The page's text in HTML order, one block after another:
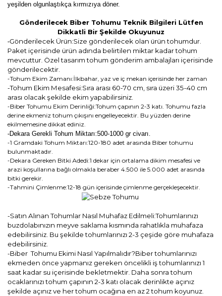
yeşilden olgunlaştıkça kırmızıya döner.
Gönderilecek Biber Tohumu Teknik Bilgileri Lütfen
Dikkatli Bir Şekilde Okuyunuz
-Gönderilecek Ürün:Size gönderilecek olan ürün tohumdur.
Paket içerisinde ürün adında belirtilen miktar kadar tohum
mevcuttur. Özel tasarım tohum gönderim ambalajları içerisinde
gönderilecektir.
-Tohum Ekim Zamanı:İlkbahar, yaz ve iç mekan içerisinde her zaman
-Tohum Ekim Mesafesi:Sıra arası 60-70 cm, sıra üzeri 35-40 cm
arası olacak şekilde ekim yapabilirsiniz.
-Biber Tohumu Ekim Derinliği:Tohum çapının 2-3 katı. Tohumu fazla
derine ekmeniz tohum çıkışını engelleyecektir. Bu yüzden derine
ekilmemesine dikkat ediniz.
-Dekara Gerekli Tohum Miktarı:500-1000 gr civarı.
-1 Gramdaki Tohum Miktarı:120-180 adet arasında Biber tohumu
bulunmaktadır.
-Dekara Gereken Bitki Adedi:1 dekar için ortalama dikim mesafesi ve
arazi koşullarına bağlı olmakla beraber 4.500 ile 5.000 adet arasında
bitki gerekir.
-Tahmini Çimlenme:12-18 gün içerisinde çimlenme gerçekleşecektir.
-Satın Alınan Tohumlar Nasıl Muhafaz Edilmeli:Tohumlarınızı
buzdolabınızın meyve saklama kısmında rahatlıkla muhafaza
edebilirsiniz. Bu şekilde tohumlarınızı 2-3 çeşide göre muhafaza
edebilirsiniz.
-Biber Tohumu Ekimi Nasıl Yapılmalıdır?Biber tohumlarınızı
ekmeden önce yapmanız gereken öncelikli iş tohumlarınızı 1
saat kadar su içerisinde bekletmektir. Daha sonra tohum
ocaklarınızı tohum çapının 2-3 katı olacak derinlikte açınız
şekilde açınız ve her tohum ocağına en az 2 tohum koyunuz.